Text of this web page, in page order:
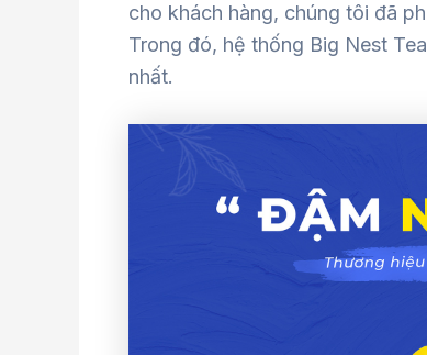
cho khách hàng, chúng tôi đã
Trong đó, hệ thống Big Nest
nhất.